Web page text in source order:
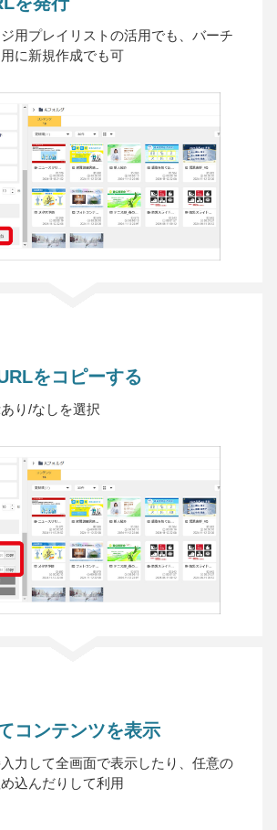
用プレイリストの活用でも、バーチ
に新規作成でも可
をコピーする
り/なしを選択
コンテンツを表示
力して全画面で表示したり、任意の
込んだりして利用